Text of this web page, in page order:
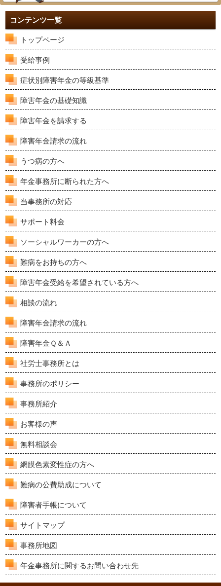
コンテンツ一覧
トップページ
受給事例
症状別障害年金の等級基準
障害年金の基礎知識
障害年金を請求する
障害年金請求の流れ
うつ病の方へ
年金事務所に断られた方へ
当事務所の対応
サポート料金
ソーシャルワーカーの方へ
難病をお持ちの方へ
障害年金受給を希望されている方へ
相談の流れ
障害年金請求の流れ
障害年金Ｑ＆Ａ
社労士事務所とは
事務所のポリシー
事務所紹介
お客様の声
無料相談会
網膜色素変性症の方へ
難病の公費助成について
障害者手帳について
サイトマップ
事務所地図
年金事務所に関するお問い合わせ先